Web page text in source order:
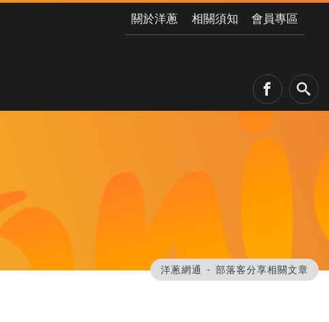
關於洋蔥 相關須知 會員專區
洋蔥網通 部落客分享相關文章